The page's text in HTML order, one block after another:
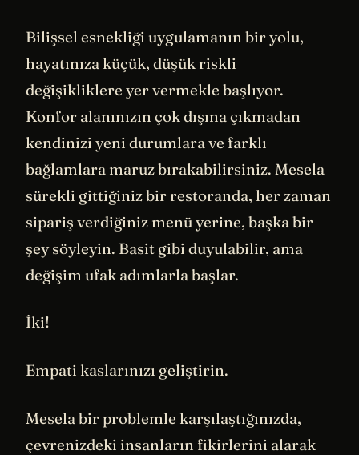
Bilişsel esnekliği uygulamanın bir yolu,
hayatınıza küçük, düşük riskli
değişikliklere yer vermekle başlıyor.
Konfor alanınızın çok dışına çıkmadan
kendinizi yeni durumlara ve farklı
bağlamlara maruz bırakabilirsiniz. Mesela
sürekli gittiğiniz bir restoranda, her zaman
sipariş verdiğiniz menü yerine, başka bir
şey söyleyin. Basit gibi duyulabilir, ama
değişim ufak adımlarla başlar.
İki!
Empati kaslarınızı geliştirin.
Mesela bir problemle karşılaştığınızda,
çevrenizdeki insanların fikirlerini alarak